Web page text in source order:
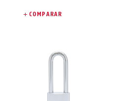
COMPARAR